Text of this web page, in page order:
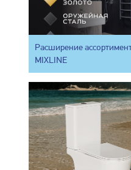
Расширение
MIXLINE